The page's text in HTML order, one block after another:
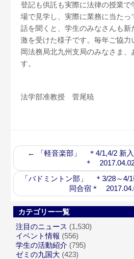
登記も供託も実際に法律の授業で
場で見学し、実際に業務に当たっ
話を聞くと、学生のみなさんも新
激を受けた様子です。毎年ご協力
岡法務局北九州支局のみなさま、
す。
法学部准教授 菅尾暁
←
「軽音楽部」 ＊4/1,4/2 新
＊
「バドミントン部」 ＊3/28～4/
同合宿＊
カテゴリー一覧
注目のニュース (1,530)
イベント情報 (556)
学生の活動紹介 (795)
ゼミの九国大 (423)